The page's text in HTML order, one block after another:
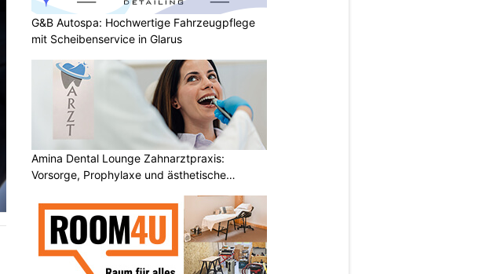
G&B Autospa: Hochwertige Fahrzeugpflege
mit Scheibenservice in Glarus
Amina Dental Lounge Zahnarztpraxis:
Vorsorge, Prophylaxe und ästhetische